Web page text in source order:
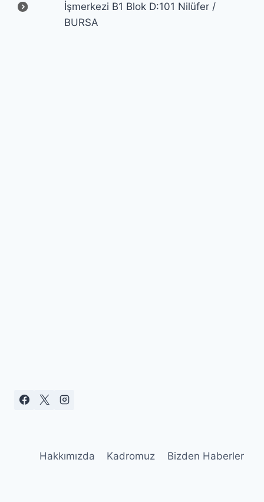
İşmerkezi B1 Blok D:101 Nilüfer /
BURSA
Hakkımızda Kadromuz Bizden Haberler